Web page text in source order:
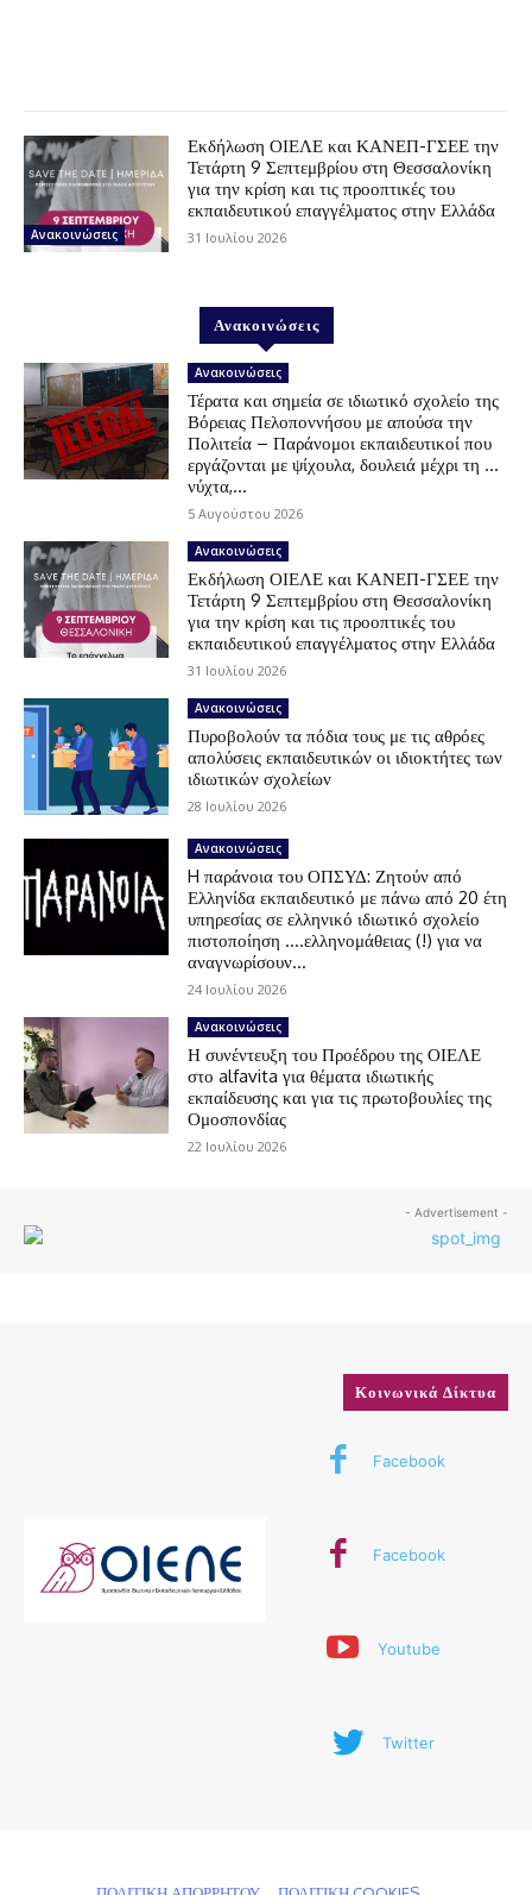
Ανακοινώσεις
Εκδήλωση ΟΙΕΛΕ και ΚΑΝΕΠ-ΓΣΕΕ την
Τετάρτη 9 Σεπτεμβρίου στη Θεσσαλονίκη
για την κρίση και τις προοπτικές του
εκπαιδευτικού επαγγέλματος στην Ελλάδα
31 Ιουλίου 2026
Ανακοινώσεις
Ανακοινώσεις
Τέρατα και σημεία σε ιδιωτικό σχολείο της
Βόρειας Πελοποννήσου με απούσα την
Πολιτεία – Παράνομοι εκπαιδευτικοί που
εργάζονται με ψίχουλα, δουλειά μέχρι τη …
νύχτα,...
5 Αυγούστου 2026
Ανακοινώσεις
Εκδήλωση ΟΙΕΛΕ και ΚΑΝΕΠ-ΓΣΕΕ την
Τετάρτη 9 Σεπτεμβρίου στη Θεσσαλονίκη
για την κρίση και τις προοπτικές του
εκπαιδευτικού επαγγέλματος στην Ελλάδα
31 Ιουλίου 2026
Ανακοινώσεις
Πυροβολούν τα πόδια τους με τις αθρόες
απολύσεις εκπαιδευτικών οι ιδιοκτήτες των
ιδιωτικών σχολείων
28 Ιουλίου 2026
Ανακοινώσεις
H παράνοια του ΟΠΣΥΔ: Ζητούν από
Ελληνίδα εκπαιδευτικό με πάνω από 20 έτη
υπηρεσίας σε ελληνικό ιδιωτικό σχολείο
πιστοποίηση ….ελληνομάθειας (!) για να
αναγνωρίσουν...
24 Ιουλίου 2026
Ανακοινώσεις
Η συνέντευξη του Προέδρου της ΟΙΕΛΕ
στο alfavita για θέματα ιδιωτικής
εκπαίδευσης και για τις πρωτοβουλίες της
Ομοσπονδίας
22 Ιουλίου 2026
- Advertisement -
Κοινωνικά Δίκτυα
Facebook
Facebook
Youtube
Twitter